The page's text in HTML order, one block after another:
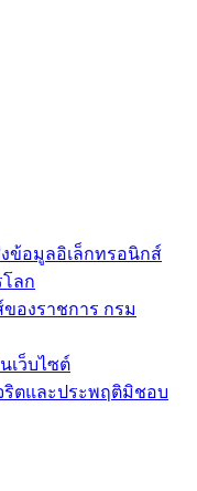
ข้อมูลอิเล็กทรอนิกส์
ลก
องราชการ กรม
เว็บไซต์
ริตและประพฤติมิชอบ